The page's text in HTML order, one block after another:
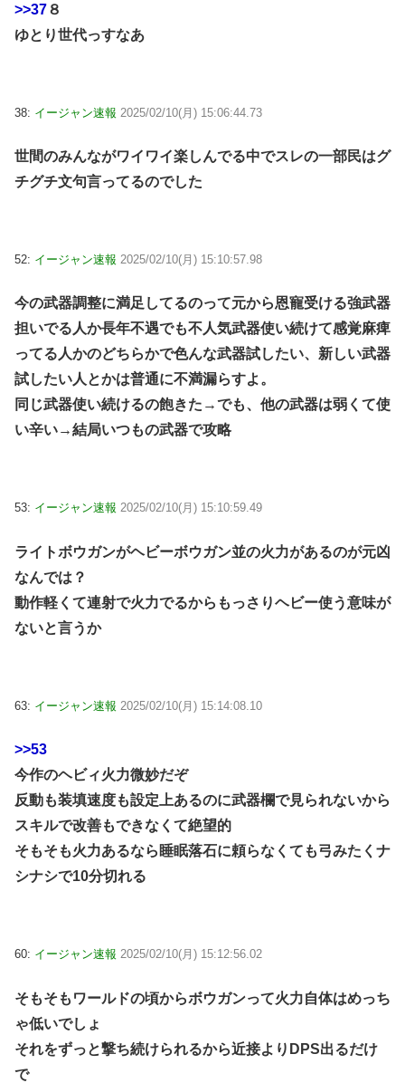
>>37８
ゆとり世代っすなあ
38: イージャン速報 2025/02/10(月) 15:06:44.73
世間のみんながワイワイ楽しんでる中でスレの一部民はグ
チグチ文句言ってるのでした
52: イージャン速報 2025/02/10(月) 15:10:57.98
今の武器調整に満足してるのって元から恩寵受ける強武器
担いでる人か長年不遇でも不人気武器使い続けて感覚麻痺
ってる人かのどちらかで色んな武器試したい、新しい武器
試したい人とかは普通に不満漏らすよ。
同じ武器使い続けるの飽きた→でも、他の武器は弱くて使
い辛い→結局いつもの武器で攻略
53: イージャン速報 2025/02/10(月) 15:10:59.49
ライトボウガンがヘビーボウガン並の火力があるのが元凶
なんでは？
動作軽くて連射で火力でるからもっさりヘビー使う意味が
ないと言うか
63: イージャン速報 2025/02/10(月) 15:14:08.10
>>53
今作のヘビィ火力微妙だぞ
反動も装填速度も設定上あるのに武器欄で見られないから
スキルで改善もできなくて絶望的
そもそも火力あるなら睡眠落石に頼らなくても弓みたくナ
シナシで10分切れる
60: イージャン速報 2025/02/10(月) 15:12:56.02
そもそもワールドの頃からボウガンって火力自体はめっち
ゃ低いでしょ
それをずっと撃ち続けられるから近接よりDPS出るだけ
で